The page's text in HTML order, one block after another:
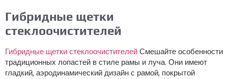
Гибридные щетки
стеклоочистителей
Гибридные щетки стеклоочистителейСмешайте особенности
традиционных лопастей в стиле рамы и луча. Они имеют
гладкий, аэродинамический дизайн с рамой, покрытой